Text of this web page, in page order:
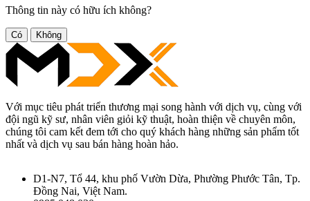
Thông tin này có hữu ích không?
Có Không
Với mục tiêu phát triển thương mại song hành với dịch vụ, cùng với
đội ngũ kỹ sư, nhân viên giỏi kỹ thuật, hoàn thiện về chuyên môn,
chúng tôi cam kết đem tới cho quý khách hàng những sản phẩm tốt
nhất và dịch vụ sau bán hàng hoàn hảo.
D1-N7, Tổ 44, khu phố Vườn Dừa, Phường Phước Tân, Tp.
Đồng Nai, Việt Nam.